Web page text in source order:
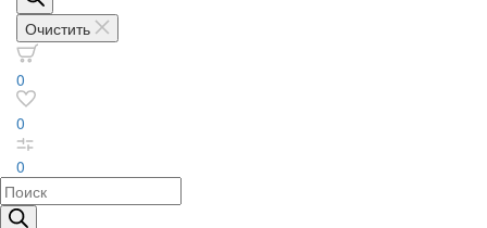
Очистить
0
0
0
Поиск
товаров